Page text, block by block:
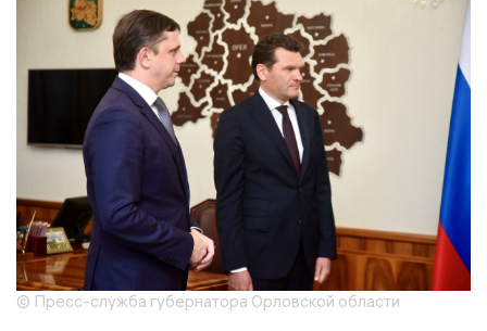
© Пресс-служба губернатора Орловской области